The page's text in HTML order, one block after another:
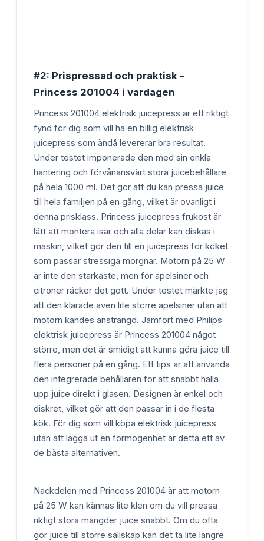
#2: Prispressad och praktisk –
Princess 201004 i vardagen
Princess 201004 elektrisk juicepress är ett riktigt
fynd för dig som vill ha en billig elektrisk
juicepress som ändå levererar bra resultat.
Under testet imponerade den med sin enkla
hantering och förvånansvärt stora juicebehållare
på hela 1000 ml. Det gör att du kan pressa juice
till hela familjen på en gång, vilket är ovanligt i
denna prisklass. Princess juicepress frukost är
lätt att montera isär och alla delar kan diskas i
maskin, vilket gör den till en juicepress för köket
som passar stressiga morgnar. Motorn på 25 W
är inte den starkaste, men för apelsiner och
citroner räcker det gott. Under testet märkte jag
att den klarade även lite större apelsiner utan att
motorn kändes ansträngd. Jämfört med Philips
elektrisk juicepress är Princess 201004 något
större, men det är smidigt att kunna göra juice till
flera personer på en gång. Ett tips är att använda
den integrerade behållaren för att snabbt hälla
upp juice direkt i glasen. Designen är enkel och
diskret, vilket gör att den passar in i de flesta
kök. För dig som vill köpa elektrisk juicepress
utan att lägga ut en förmögenhet är detta ett av
de bästa alternativen.
Nackdelen med Princess 201004 är att motorn
på 25 W kan kännas lite klen om du vill pressa
riktigt stora mängder juice snabbt. Om du ofta
gör juice till större sällskap kan det ta lite längre